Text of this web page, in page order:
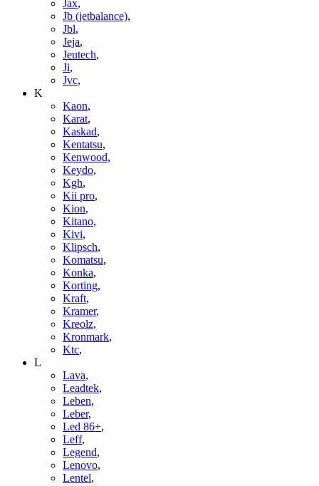
Jax,
Jb (jetbalance),
Jbl,
Jeja,
Jeutech,
Ji,
Jvc,
K
Kaon,
Karat,
Kaskad,
Kentatsu,
Kenwood,
Keydo,
Kgh,
Kii pro,
Kion,
Kitano,
Kivi,
Klipsch,
Komatsu,
Konka,
Korting,
Kraft,
Kramer,
Kreolz,
Kronmark,
Ktc,
L
Lava,
Leadtek,
Leben,
Leber,
Led 86+,
Leff,
Legend,
Lenovo,
Lentel,